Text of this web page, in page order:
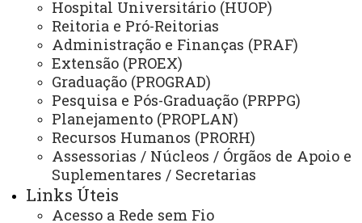
Hospital Universitário (HUOP)
Reitoria e Pró-Reitorias
Administração e Finanças (PRAF)
Extensão (PROEX)
Graduação (PROGRAD)
Pesquisa e Pós-Graduação (PRPPG)
Planejamento (PROPLAN)
Recursos Humanos (PRORH)
Assessorias / Núcleos / Órgãos de Apoio e
Suplementares / Secretarias
Links Úteis
Acesso a Rede sem Fio
NUFOPE - Núcleo de Formação Docente e Prática de Ensino
NUTE - Núcleo de Telemedicina
Núcleos Complementares
PROGRAMAS INSTITUCIONAIS
PEL - Programa de Ensino de Línguas
PEE - Educação Especial
PIBID - Bolsas de Iniciação à Docência